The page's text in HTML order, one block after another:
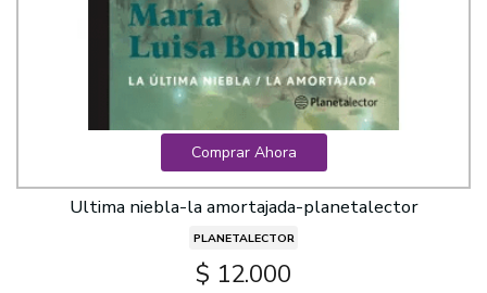
Comprar Ahora
Ultima niebla-la amortajada-planetalector
PLANETALECTOR
$ 12.000